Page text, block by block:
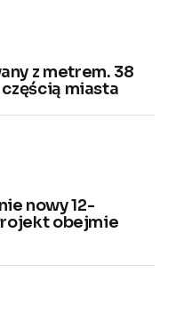
z metrem. 38
miasta
nowy 12-
obejmie